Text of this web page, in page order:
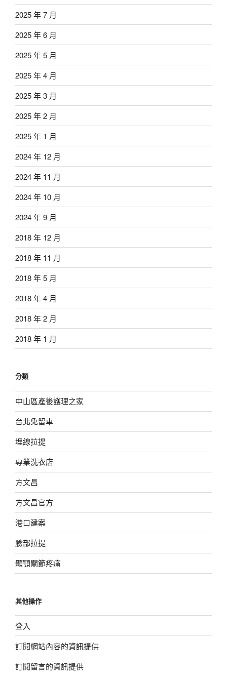
2025 年 7 月
2025 年 6 月
2025 年 5 月
2025 年 4 月
2025 年 3 月
2025 年 2 月
2025 年 1 月
2024 年 12 月
2024 年 11 月
2024 年 10 月
2024 年 9 月
2018 年 12 月
2018 年 11 月
2018 年 5 月
2018 年 4 月
2018 年 2 月
2018 年 1 月
分類
中山區產後護理之家
台北免留車
埋線拉提
專業洗衣店
方文昌
方文昌官方
港口建案
臉部拉提
顳顎關節疼痛
其他操作
登入
訂閱網站內容的資訊提供
訂閱留言的資訊提供